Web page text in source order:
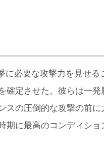
に必要な攻撃力を見せる
確定させた。彼らは一発
スの圧倒的な攻撃の前に
期に最高のコンディショ